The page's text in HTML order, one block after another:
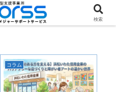
コラム
コラム
検索